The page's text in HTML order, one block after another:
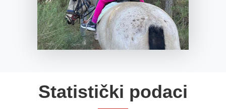
Statistički podaci
Iskustvo
Kako bi
naša
bolje